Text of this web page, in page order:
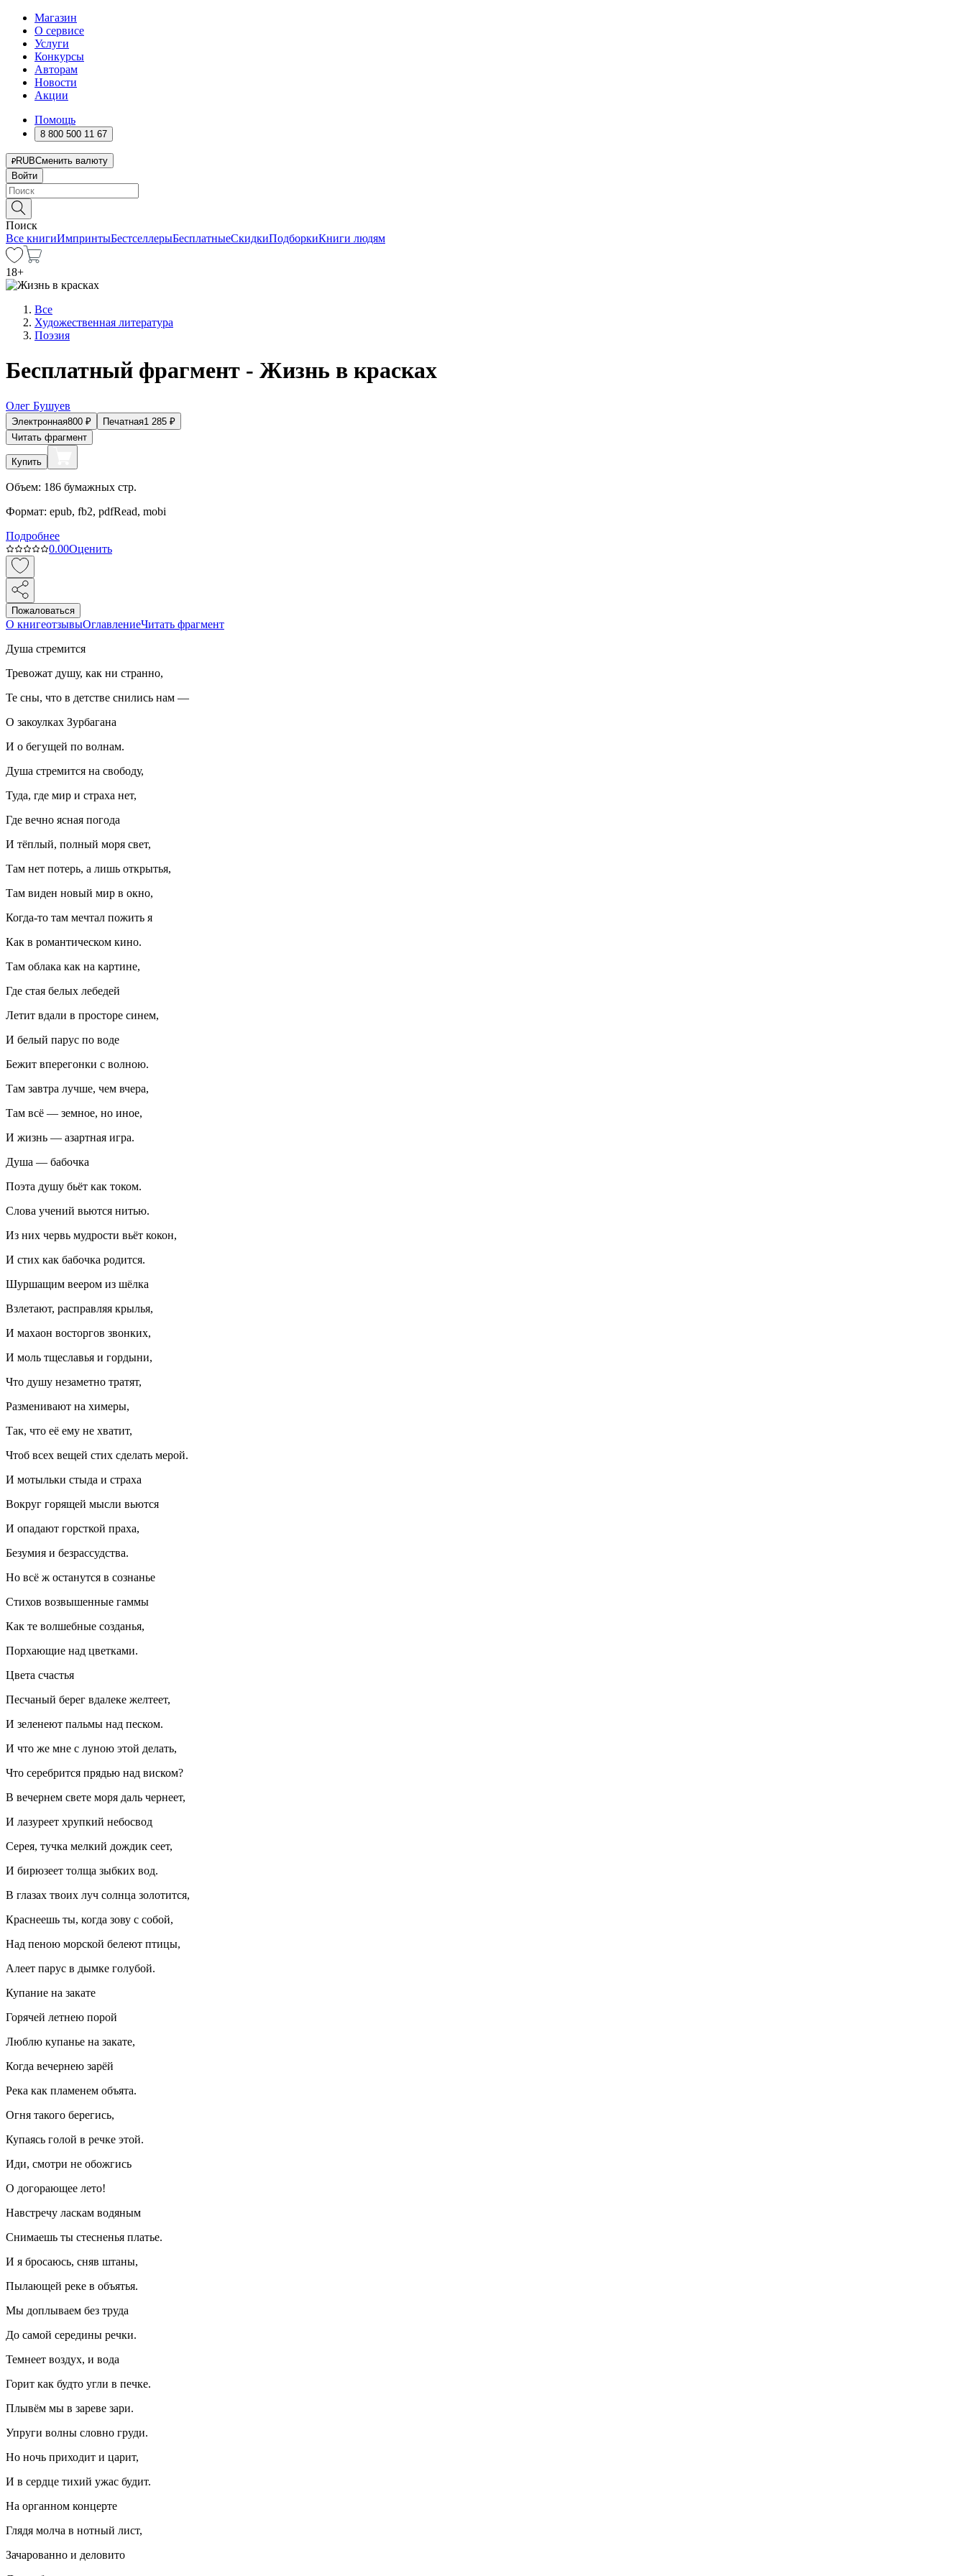
Магазин
О сервисе
Услуги
Конкурсы
Авторам
Новости
Акции
Помощь
8 800 500 11 67
RUBСменить валюту
Войти
Поиск
Все книгиИмпринтыБестселлерыБесплатныеСкидкиПодборкиКниги людям
18+
Все
Художественная литература
Поэзия
Бесплатный фрагмент - Жизнь в красках
Олег Бушуев
Электронная800 ₽ Печатная1 285 ₽
Читать фрагмент
Купить
Объем: 186 бумажных стр.
Формат: epub, fb2, pdfRead, mobi
Подробнее
0.00Оценить
Пожаловаться
О книгеотзывыОглавлениеЧитать фрагмент
Душа стремится
Тревожат душу, как ни странно,
Те сны, что в детстве снились нам —
О закоулках Зурбагана
И о бегущей по волнам.
Душа стремится на свободу,
Туда, где мир и страха нет,
Где вечно ясная погода
И тёплый, полный моря свет,
Там нет потерь, а лишь открытья,
Там виден новый мир в окно,
Когда-то там мечтал пожить я
Как в романтическом кино.
Там облака как на картине,
Где стая белых лебедей
Летит вдали в просторе синем,
И белый парус по воде
Бежит вперегонки с волною.
Там завтра лучше, чем вчера,
Там всё — земное, но иное,
И жизнь — азартная игра.
Душа — бабочка
Поэта душу бьёт как током.
Слова учений вьются нитью.
Из них червь мудрости вьёт кокон,
И стих как бабочка родится.
Шуршащим веером из шёлка
Взлетают, расправляя крылья,
И махаон восторгов звонких,
И моль тщеславья и гордыни,
Что душу незаметно тратят,
Разменивают на химеры,
Так, что её ему не хватит,
Чтоб всех вещей стих сделать мерой.
И мотыльки стыда и страха
Вокруг горящей мысли вьются
И опадают горсткой праха,
Безумия и безрассудства.
Но всё ж останутся в сознанье
Стихов возвышенные гаммы
Как те волшебные созданья,
Порхающие над цветками.
Цвета счастья
Песчаный берег вдалеке желтеет,
И зеленеют пальмы над песком.
И что же мне с луною этой делать,
Что серебрится прядью над виском?
В вечернем свете моря даль чернеет,
И лазуреет хрупкий небосвод
Серея, тучка мелкий дождик сеет,
И бирюзеет толща зыбких вод.
В глазах твоих луч солнца золотится,
Краснеешь ты, когда зову с собой,
Над пеною морской белеют птицы,
Алеет парус в дымке голубой.
Купание на закате
Горячей летнею порой
Люблю купанье на закате,
Когда вечернею зарёй
Река как пламенем объята.
Огня такого берегись,
Купаясь голой в речке этой.
Иди, смотри не обожгись
О догорающее лето!
Навстречу ласкам водяным
Снимаешь ты стесненья платье.
И я бросаюсь, сняв штаны,
Пылающей реке в объятья.
Мы доплываем без труда
До самой середины речки.
Темнеет воздух, и вода
Горит как будто угли в печке.
Плывём мы в зареве зари.
Упруги волны словно груди.
Но ночь приходит и царит,
И в сердце тихий ужас будит.
На органном концерте
Глядя молча в нотный лист,
Зачарованно и деловито